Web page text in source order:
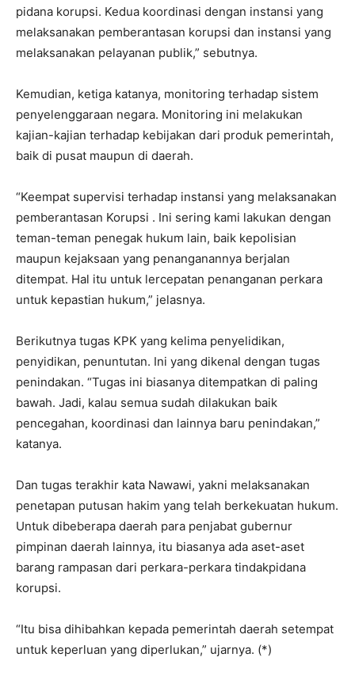
pidana korupsi. Kedua koordinasi dengan instansi yang
melaksanakan pemberantasan korupsi dan instansi yang
melaksanakan pelayanan publik,” sebutnya.
Kemudian, ketiga katanya, monitoring terhadap sistem
penyelenggaraan negara. Monitoring ini melakukan
kajian-kajian terhadap kebijakan dari produk pemerintah,
baik di pusat maupun di daerah.
“Keempat supervisi terhadap instansi yang melaksanakan
pemberantasan Korupsi . Ini sering kami lakukan dengan
teman-teman penegak hukum lain, baik kepolisian
maupun kejaksaan yang penanganannya berjalan
ditempat. Hal itu untuk lercepatan penanganan perkara
untuk kepastian hukum,” jelasnya.
Berikutnya tugas KPK yang kelima penyelidikan,
penyidikan, penuntutan. Ini yang dikenal dengan tugas
penindakan. “Tugas ini biasanya ditempatkan di paling
bawah. Jadi, kalau semua sudah dilakukan baik
pencegahan, koordinasi dan lainnya baru penindakan,”
katanya.
Dan tugas terakhir kata Nawawi, yakni melaksanakan
penetapan putusan hakim yang telah berkekuatan hukum.
Untuk dibeberapa daerah para penjabat gubernur
pimpinan daerah lainnya, itu biasanya ada aset-aset
barang rampasan dari perkara-perkara tindakpidana
korupsi.
“Itu bisa dihibahkan kepada pemerintah daerah setempat
untuk keperluan yang diperlukan,” ujarnya. (*)